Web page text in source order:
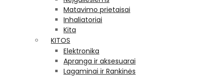
Matavimo prietaisai
Inhaliatoriai
Kita
KITOS
Elektronika
Apranga ir aksesuarai
Lagaminai ir Rankinės